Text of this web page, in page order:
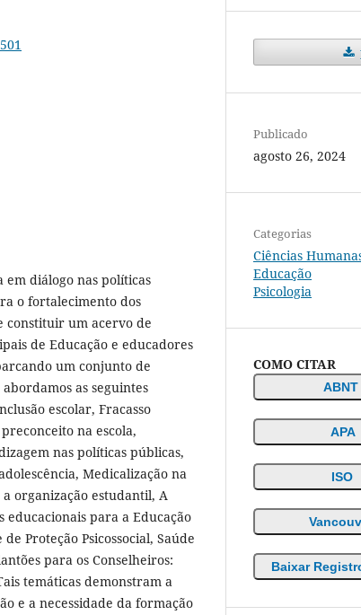
em diálogo nas políticas
o fortalecimento dos
constituir um acervo de
de Educação e educadores
um conjunto de
as seguintes
escolar, Fracasso
na escola,
nas políticas públicas,
Medicalização na
organização estudantil, A
para a Educação
Proteção Psicossocial, Saúde
para os Conselheiros:
temáticas demonstram a
e a necessidade da formação
Publicado
agosto 26, 2024
Categorias
Ciências
Educação
Psicologia
COMO CITAR
ABNT
APA
ISO
Baixar